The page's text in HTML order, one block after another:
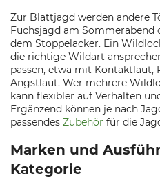
Zur Blattjagd werden andere
Fuchsjagd am Sommerabend
dem Stoppelacker. Ein
die richtige Wildart
passen, etwa mit Kontaktlaut,
Angstlaut. Wer mehrere
kann flexibler auf Verhalten
Ergänzend können je nach
passendes Zubehör für die
Marken und
Kategorie